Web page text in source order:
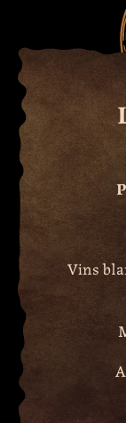
Vins